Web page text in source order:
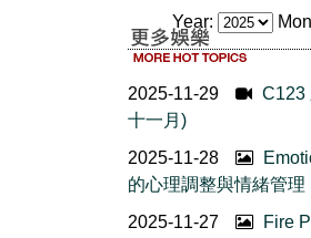
Year:
2025-11-29
C123
十一月)
2025-11-28
的心理調整與情緒管理
2025-11-27
Fire